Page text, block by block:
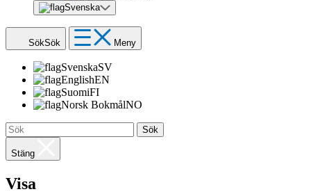
Svenska
SökSök Meny
SvenskaSV
EnglishEN
SuomiFI
Norsk BokmålNO
Sök
Stäng
Visa